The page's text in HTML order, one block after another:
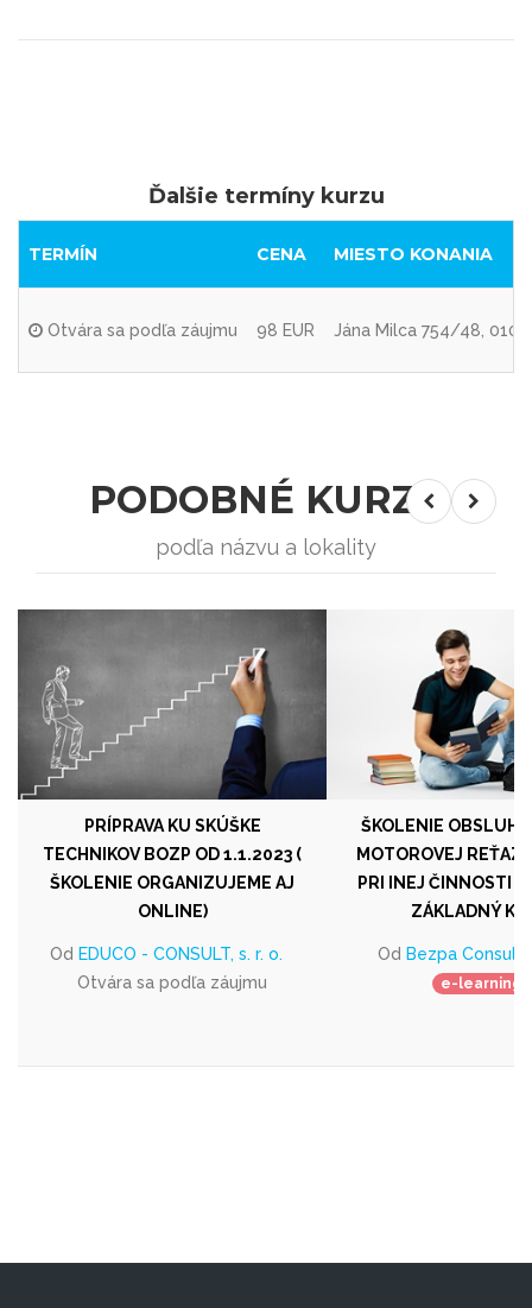
Ďalšie termíny kurzu
TERMÍN CENA MIESTO KONANIA
Otvára sa podľa záujmu 98 EUR Jána Milca 754/48, 010
PODOBNÉ KURZY
podľa názvu a lokality
PRÍPRAVA KU SKÚŠKE
TECHNIKOV BOZP OD 1.1.2023 (
ŠKOLENIE ORGANIZUJEME AJ
ONLINE)
Od EDUCO - CONSULT, s. r. o.
Otvára sa podľa záujmu
ŠKOLENIE
MOTOROVEJ
PRI INEJ ČINNOSTI
ZÁKLADNÝ
Od Bezpa Consult
e-learning